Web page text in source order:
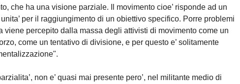
che ha una visione parziale. Il movimento cioe’ risponde ad un
per il raggiungimento di un obiettivo specifico. Porre problemi
viene percepito dalla massa degli attivisti di movimento come un
come un tentativo di divisione, e per questo e’ solitamente
non e’ quasi mai presente pero’, nel militante medio di